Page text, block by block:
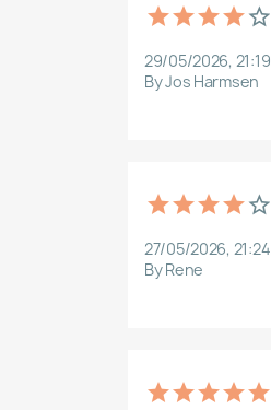
29/05/2026, 21:19
By Jos Harmsen
27/05/2026, 21:24
By Rene